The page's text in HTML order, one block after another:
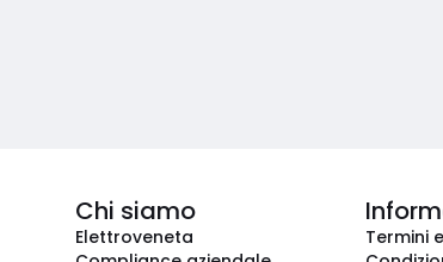
Chi siamo
Elettroveneta
Termini